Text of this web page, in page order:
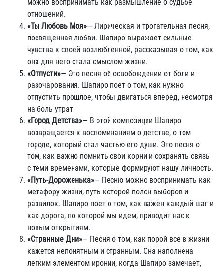
можно воспринимать как размышление о судьбе
отношений.
«Ты Любовь Моя»— Лирическая и трогательная песня,
посвященная любви. Шапиро выражает сильные
чувства к своей возлюбленной, рассказывая о том, как
она для него стала смыслом жизни.
«Отпусти»— Это песня об освобождении от боли и
разочарования. Шапиро поет о том, как нужно
отпустить прошлое, чтобы двигаться вперед, несмотря
на боль утрат.
«Город Детства»— В этой композиции Шапиро
возвращается к воспоминаниям о детстве, о том
городе, который стал частью его души. Это песня о
том, как важно помнить свои корни и сохранять связь
с теми временами, которые формируют нашу личность.
«Путь-Дороженька»— Песню можно воспринимать как
метафору жизни, путь которой полон выборов и
развилок. Шапиро поет о том, как важен каждый шаг и
как дорога, по которой мы идем, приводит нас к
новым открытиям.
«Странные Дни»— Песня о том, как порой все в жизни
кажется непонятным и странным. Она наполнена
легким элементом иронии, когда Шапиро замечает,